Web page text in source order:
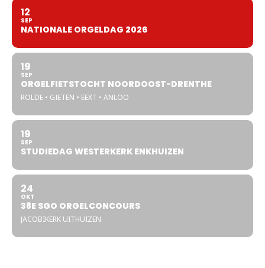
12
SEP
NATIONALE ORGELDAG 2026
19
SEP
ORGELFIETSTOCHT NOORDOOST-DRENTHE
ROLDE • GIETEN • EEXT • ANLOO
19
SEP
STUDIEDAG WESTERKERK ENKHUIZEN
24
OKT
38E SGO ORGELCONCOURS
JACOBIKERK UITHUIZEN